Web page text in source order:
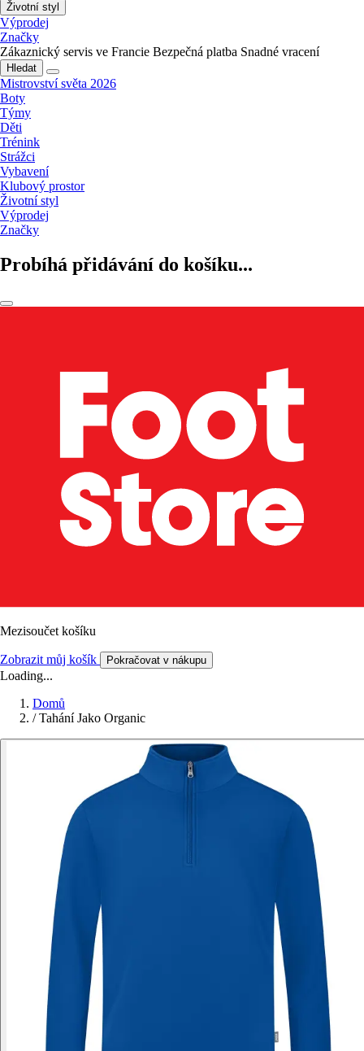
Životní styl
Výprodej
Značky
Zákaznický servis ve Francie Bezpečná platba Snadné vracení
Hledat
Mistrovství světa 2026
Boty
Týmy
Děti
Trénink
Strážci
Vybavení
Klubový prostor
Životní styl
Výprodej
Značky
Probíhá přidávání do košíku...
Mezisoučet košíku
Zobrazit můj košík Pokračovat v nákupu
Loading...
Domů
/ Tahání Jako Organic